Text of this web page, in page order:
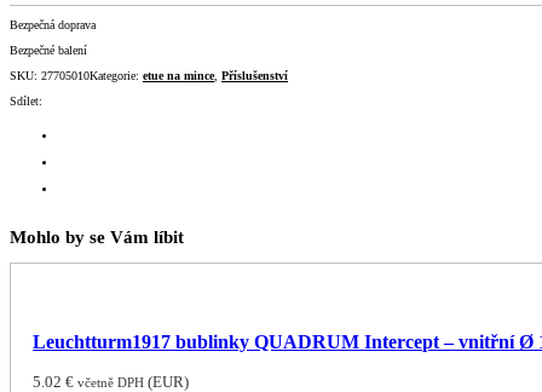
Bezpečná doprava
Bezpečné balení
SKU: 27705010Kategorie: etue na mince, Příslušenství
Sdílet:
Mohlo by se Vám líbit
Leuchtturm1917 bublinky QUADRUM Intercept – vnitřní Ø
5.02€ včetně DPH (EUR)